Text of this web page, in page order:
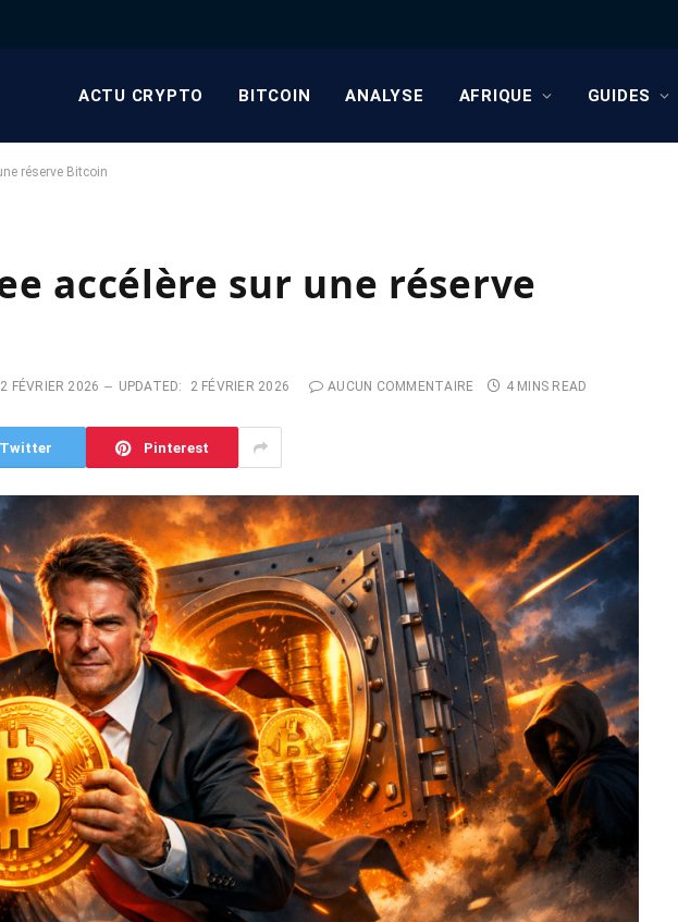
ACTU CRYPTO BITCOIN ANALYSE AFRIQUE GUIDES
réserve Bitcoin
accélère sur une réserve
2 FÉVRIER 2026 UPDATED: 2 FÉVRIER 2026 AUCUN COMMENTAIRE 4 MINS READ
Twitter Pinterest